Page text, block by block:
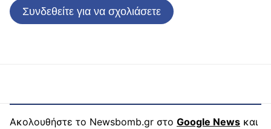
Συνδεθείτε για να σχολιάσετε
Ακολουθήστε το Newsbomb.gr στο Google News και